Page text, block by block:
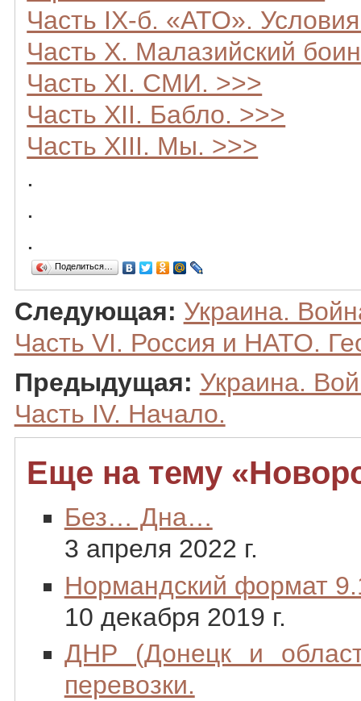
Часть IX-б. «АТО».
Часть X. Малазийский
Часть XI. СМИ. >>>
Часть XII. Бабло. >>>
Часть XIII. Мы. >>>
.
.
.
Поделиться…
Следующая: Украина.
Часть VI. Россия и НАТО.
Предыдущая: Украина.
Часть IV. Начало.
Еще на тему
Без… Дна…
3 апреля 2022 г.
Нормандский формат
10 декабря 2019 г.
ДНР (Донецк и
перевозки.